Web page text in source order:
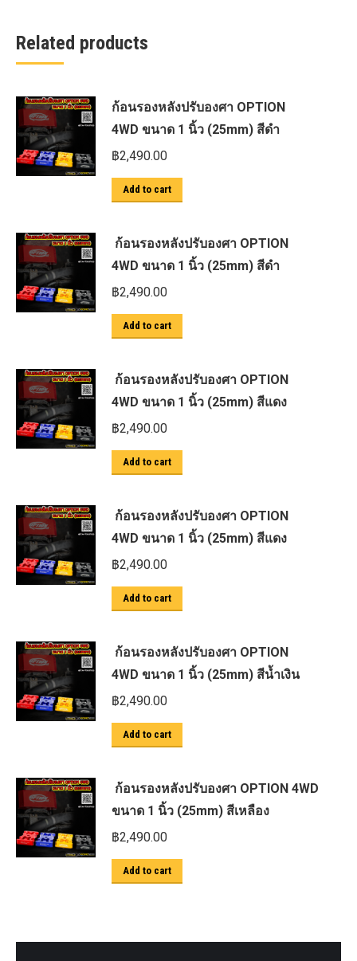
Related products
ก้อนรองหลังปรับองศา OPTION
4WD ขนาด 1 นิ้ว (25mm) สีดำ
฿2,490.00
Add to cart
ก้อนรองหลังปรับองศา OPTION
4WD ขนาด 1 นิ้ว (25mm) สีดำ
฿2,490.00
Add to cart
ก้อนรองหลังปรับองศา OPTION
4WD ขนาด 1 นิ้ว (25mm) สีแดง
฿2,490.00
Add to cart
ก้อนรองหลังปรับองศา OPTION
4WD ขนาด 1 นิ้ว (25mm) สีแดง
฿2,490.00
Add to cart
ก้อนรองหลังปรับองศา OPTION
4WD ขนาด 1 นิ้ว (25mm) สีน้ำเงิน
฿2,490.00
Add to cart
ก้อนรองหลังปรับองศา OPTION 4WD
ขนาด 1 นิ้ว (25mm) สีเหลือง
฿2,490.00
Add to cart